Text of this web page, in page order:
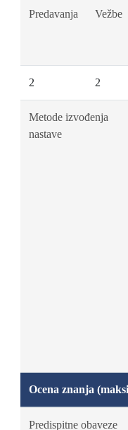
Predavanja Vežbe
2 2
Metode izvođenja
nastave
Ocena znanja
Predispitne obaveze